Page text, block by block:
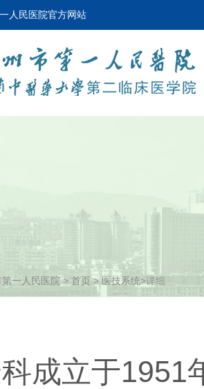
人民医院官方网站
第一人民医院> 首页>医技系统>详细
成立于1951